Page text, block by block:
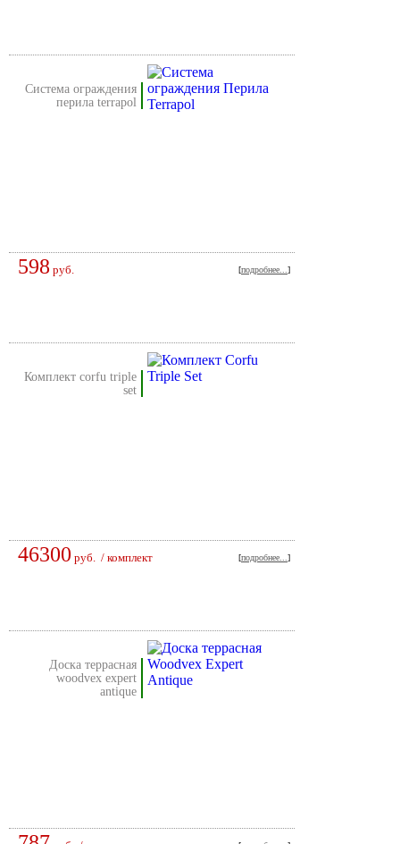
система ограждения
перила terrapol
598 руб. [подробнее... ]
комплект corfu triple
set
46300 руб. / комплект [подробнее... ]
доска террасная
woodvex expert
antique